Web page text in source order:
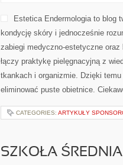
Estetica Endermologia to blog
kondycję skóry i jednocześnie
zabiegi medyczno-estetyczne
łączy praktykę pielęgnacyjną z
tkankach i organizmie. Dzięki
eliminować puste obietnice.
CATEGORIES: ARTYKUŁY
SZKOŁA ŚREDNIA